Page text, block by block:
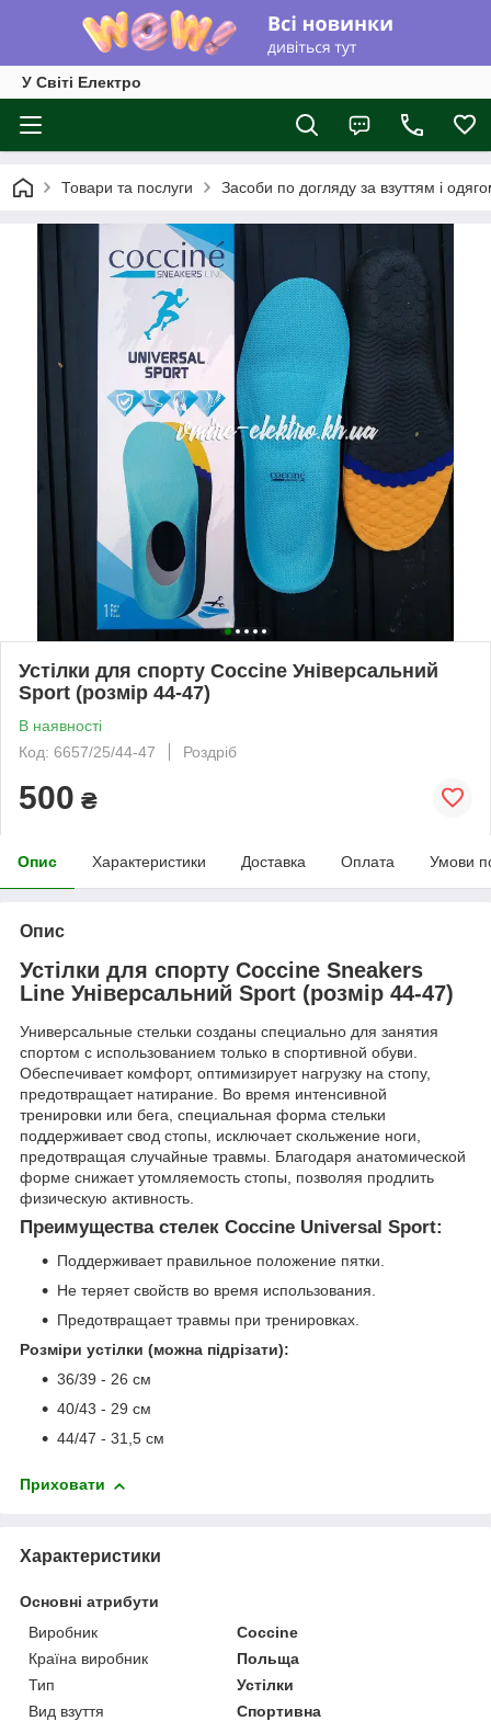
У Світі Електро
Товари та послуги Засоби по догляду за взуттям і
Устілки для спорту Coccine Універсальний
Sport (розмір 44-47)
В наявності
Код: 6657/25/44-47
Роздріб
500 ₴
Опис Характеристики Доставка Оплата Умови
Опис
Устілки для спорту Coccine Sneakers
Line Універсальний Sport (розмір 44-47)
Универсальные стельки созданы специально для занятия
спортом с использованием только в спортивной обуви.
Обеспечивает комфорт, оптимизирует нагрузку на стопу,
предотвращает натирание. Во время интенсивной
тренировки или бега, специальная форма стельки
поддерживает свод стопы, исключает скольжение ноги,
предотвращая случайные травмы. Благодаря анатомической
форме снижает утомляемость стопы, позволяя продлить
физическую активность.
Преимущества стелек Coccine Universal Sport:
Поддерживает правильное положение пятки.
Не теряет свойств во время использования.
Предотвращает травмы при тренировках.
Розміри устілки (можна підрізати):
36/39 - 26 см
40/43 - 29 см
44/47 - 31,5 см
Приховати
Характеристики
Основні атрибути
Виробник
Coccine
Країна виробник
Польща
Тип
Устілки
Вид взуття
Спортивна